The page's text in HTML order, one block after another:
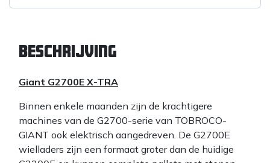
Beschrijving
Giant G2700E X-TRA
Binnen enkele maanden zijn de krachtigere
machines van de G2700-serie van TOBROCO-
GIANT ook elektrisch aangedreven. De G2700E
wielladers zijn een formaat groter dan de huidige